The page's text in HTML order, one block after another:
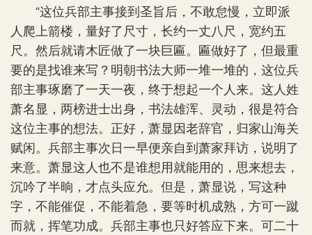
“这位兵部主事接到圣旨后，不敢怠慢，立即派
人爬上箭楼，量好了尺寸，长约一丈八尺，宽约五
尺。然后就请木匠做了一块巨匾。匾做好了，但最重
要的是找谁来写？明朝书法大师一堆一堆的，这位兵
部主事琢磨了一天一夜，终于想起一个人来。这人姓
萧名显，两榜进士出身，书法雄浑、灵动，很是符合
这位主事的想法。正好，萧显因老辞官，归家山海关
赋闲。兵部主事次日一早便亲自到萧家拜访，说明了
来意。萧显这人也不是谁想用就能用的，思来想去，
沉吟了半晌，才点头应允。但是，萧显说，写这种
字，不能催促，不能着急，要等时机成熟，方可一蹴
而就，挥笔功成。兵部主事也只好答应下来。可二十